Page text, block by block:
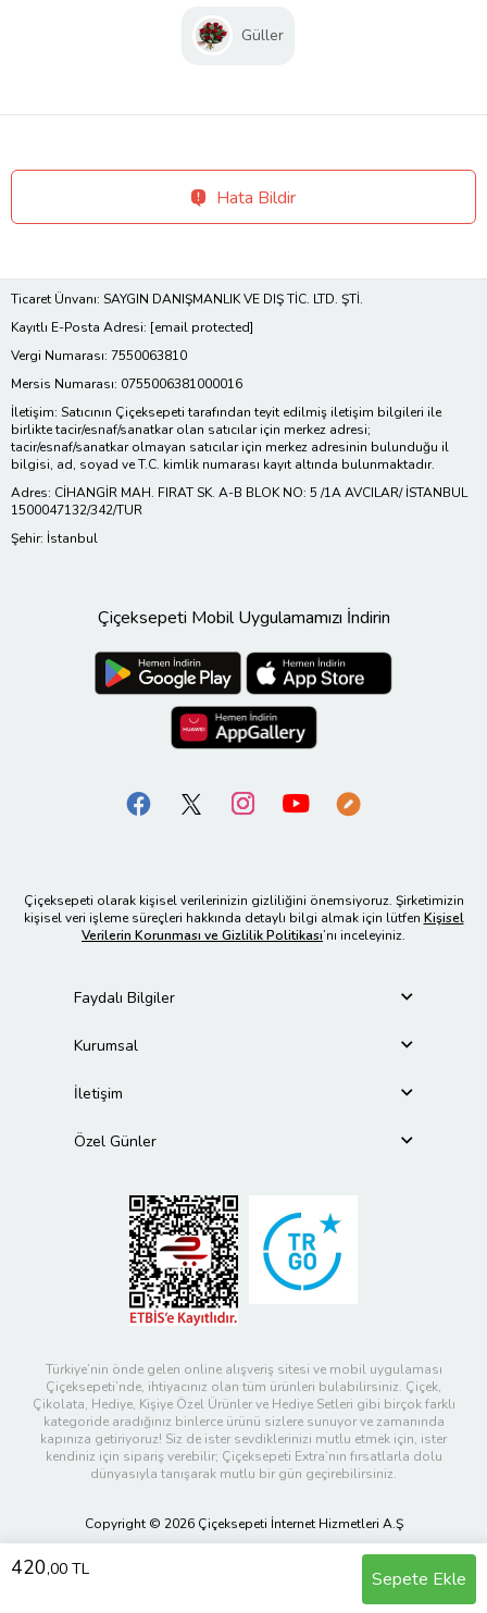
420,00 TL Sepete Ekle
Güller
Hata Bildir
Ticaret Ünvanı: SAYGIN DANIŞMANLIK VE DIŞ TİC. LTD. ŞTİ.
Kayıtlı E-Posta Adresi: [email protected]
Vergi Numarası: 7550063810
Mersis Numarası: 0755006381000016
İletişim: Satıcının Çiçeksepeti tarafından teyit edilmiş iletişim bilgileri ile
birlikte tacir/esnaf/sanatkar olan satıcılar için merkez adresi;
tacir/esnaf/sanatkar olmayan satıcılar için merkez adresinin bulunduğu il
bilgisi, ad, soyad ve T.C. kimlik numarası kayıt altında bulunmaktadır.
Adres: CİHANGİR MAH. FIRAT SK. A-B BLOK NO: 5 /1A AVCILAR/ İSTANBUL
1500047132/342/TUR
Şehir: İstanbul
Çiçeksepeti Mobil Uygulamamızı İndirin
Çiçeksepeti olarak kişisel verilerinizin gizliliğini önemsiyoruz. Şirketimizin
kişisel veri işleme süreçleri hakkında detaylı bilgi almak için lütfen Kişisel
Verilerin Korunması ve Gizlilik Politikası’nı inceleyiniz.
Faydalı Bilgiler
Kurumsal
İletişim
Özel Günler
Türkiye’nin önde gelen online alışveriş sitesi ve mobil uygulaması
Çiçeksepeti’nde, ihtiyacınız olan tüm ürünleri bulabilirsiniz. Çiçek,
Çikolata, Hediye, Kişiye Özel Ürünler ve Hediye Setleri gibi birçok farklı
kategoride aradığınız binlerce ürünü sizlere sunuyor ve zamanında
kapınıza getiriyoruz! Siz de ister sevdiklerinizi mutlu etmek için, ister
kendiniz için sipariş verebilir; Çiçeksepeti Extra’nın fırsatlarla dolu
dünyasıyla tanışarak mutlu bir gün geçirebilirsiniz.
Copyright © 2026 Çiçeksepeti İnternet Hizmetleri A.Ş